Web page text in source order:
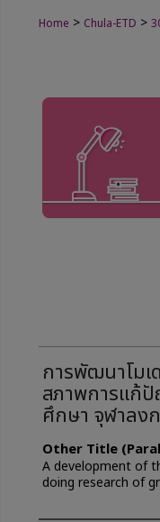
Home > Chula-ETD >
การพัฒนาโม
สภาพการแก้
ศึกษา จุฬาลง
Other Title
A development of
doing research of